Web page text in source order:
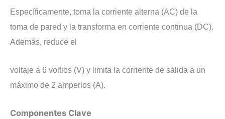
Específicamente, toma la corriente alterna (AC) de la
toma de pared y la transforma en corriente continua (DC).
Además, reduce el
voltaje a 6 voltios (V) y limita la corriente de salida a un
máximo de 2 amperios (A).
Componentes Clave